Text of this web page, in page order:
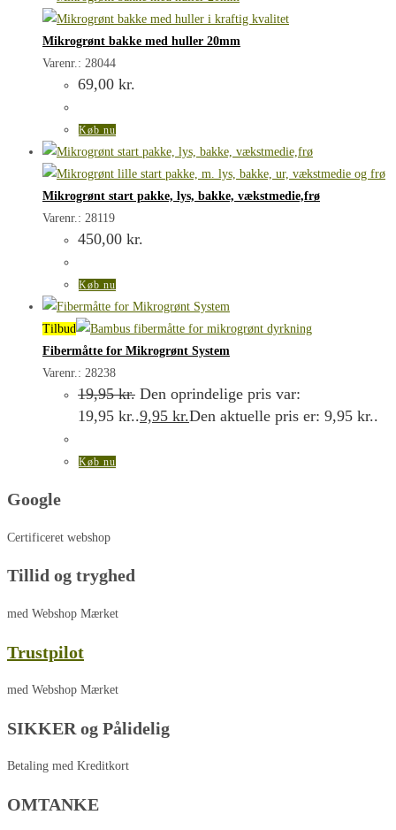
Mikrogrønt bakke med huller 20mm
Varenr.: 28044
69,00 kr.
Køb nu
Mikrogrønt start pakke, lys, bakke, vækstmedie,frø
Varenr.: 28119
450,00 kr.
Køb nu
Tilbud
Fibermåtte for Mikrogrønt System
Varenr.: 28238
19,95kr. Den oprindelige pris var:
19,95 kr..9,95 kr.Den aktuelle pris er: 9,95 kr..
Køb nu
Google
Certificeret webshop
Tillid og tryghed
med Webshop Mærket
Trustpilot
med Webshop Mærket
SIKKER og Pålidelig
Betaling med Kreditkort
OMTANKE